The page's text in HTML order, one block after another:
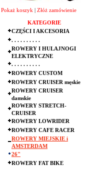
Pokaż koszyk Złóż zamówienie
KATEGORIE
CZĘŚCI I AKCESORIA
. . . . . . . . . .
ROWERY I HULAJNOGI
ELEKTRYCZNE
. . . . . . . . . .
ROWERY CUSTOM
ROWERY CRUISER męskie
ROWERY CRUISER
damskie
ROWERY STRETCH-
CRUISER
ROWERY LOWRIDER
ROWERY CAFE RACER
ROWERY MIEJSKIE i
AMSTERDAM
26"
ROWERY FAT BIKE